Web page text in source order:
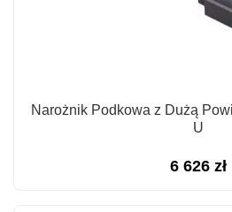
Narożnik Podkowa z Dużą
U
6 626 zł